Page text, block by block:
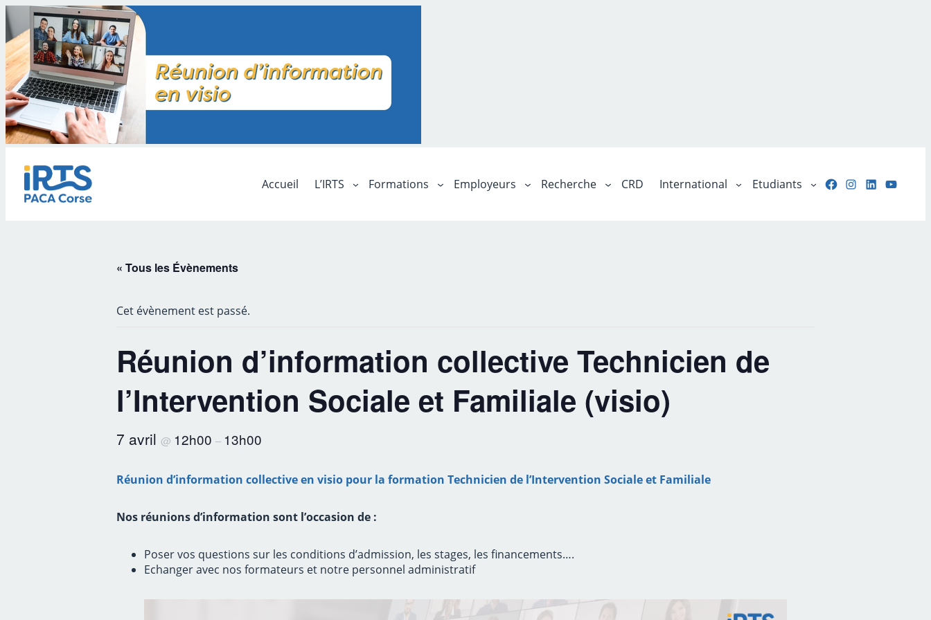
Accueil L’IRTS Formations Employeurs Recherche CRD International Etudiants Facebook
Instagram
LinkedIn
« Tous les Évènements
Cet évènement est passé.
Réunion d’information collective Technicien de
l’Intervention Sociale et Familiale (visio)
7 avril @ 12h00 – 13h00
Réunion d’information collective en visio pour la formation Technicien de l’Intervention Sociale et Familiale
Nos réunions d’information sont l’occasion de :
Poser vos questions sur les conditions d’admission, les stages, les financements….
Echanger avec nos formateurs et notre personnel administratif